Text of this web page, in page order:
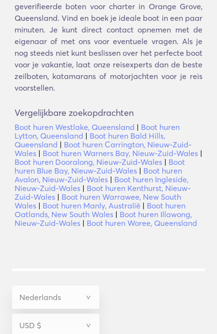
geverifieerde boten voor charter in Orange Grove,
Queensland. Vind en boek je ideale boot in een paar
minuten. Je kunt direct contact opnemen met de
eigenaar of met ons voor eventuele vragen. Als je
nog steeds niet kunt beslissen over het perfecte boot
voor je vakantie, laat onze reisexperts dan de beste
zeilboten, katamarans of motorjachten voor je reis
voorstellen.
Vergelijkbare zoekopdrachten
Boot huren Westlake, Queensland | Boot huren
Lytton, Queensland | Boot huren Bald Hills,
Queensland | Boot huren Carrington, Nieuw-Zuid-
Wales | Boot huren Warners Bay, Nieuw-Zuid-Wales |
Boot huren Dooralong, Nieuw-Zuid-Wales | Boot
huren Blue Bay, Nieuw-Zuid-Wales | Boot huren
Avalon, Nieuw-Zuid-Wales | Boot huren Ingleside,
Nieuw-Zuid-Wales | Boot huren Kenthurst, Nieuw-
Zuid-Wales | Boot huren Warrawee, New South
Wales | Boot huren Manly, Australië | Boot huren
Oatlands, New South Wales | Boot huren Illawong,
Nieuw-Zuid-Wales | Boot huren Woree, Queensland